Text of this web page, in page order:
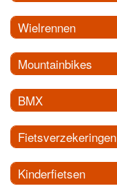
Wielrennen
Mountainbikes
BMX
Fietsverzekeringen
Kinderfietsen